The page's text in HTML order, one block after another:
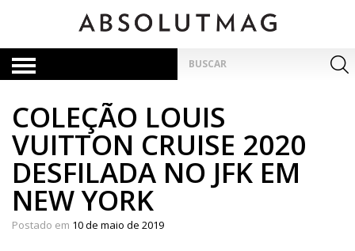
por:
COLEÇÃO LOUIS
VUITTON CRUISE 2020
DESFILADA NO JFK EM
NEW YORK
Postado em 10 de maio de 2019